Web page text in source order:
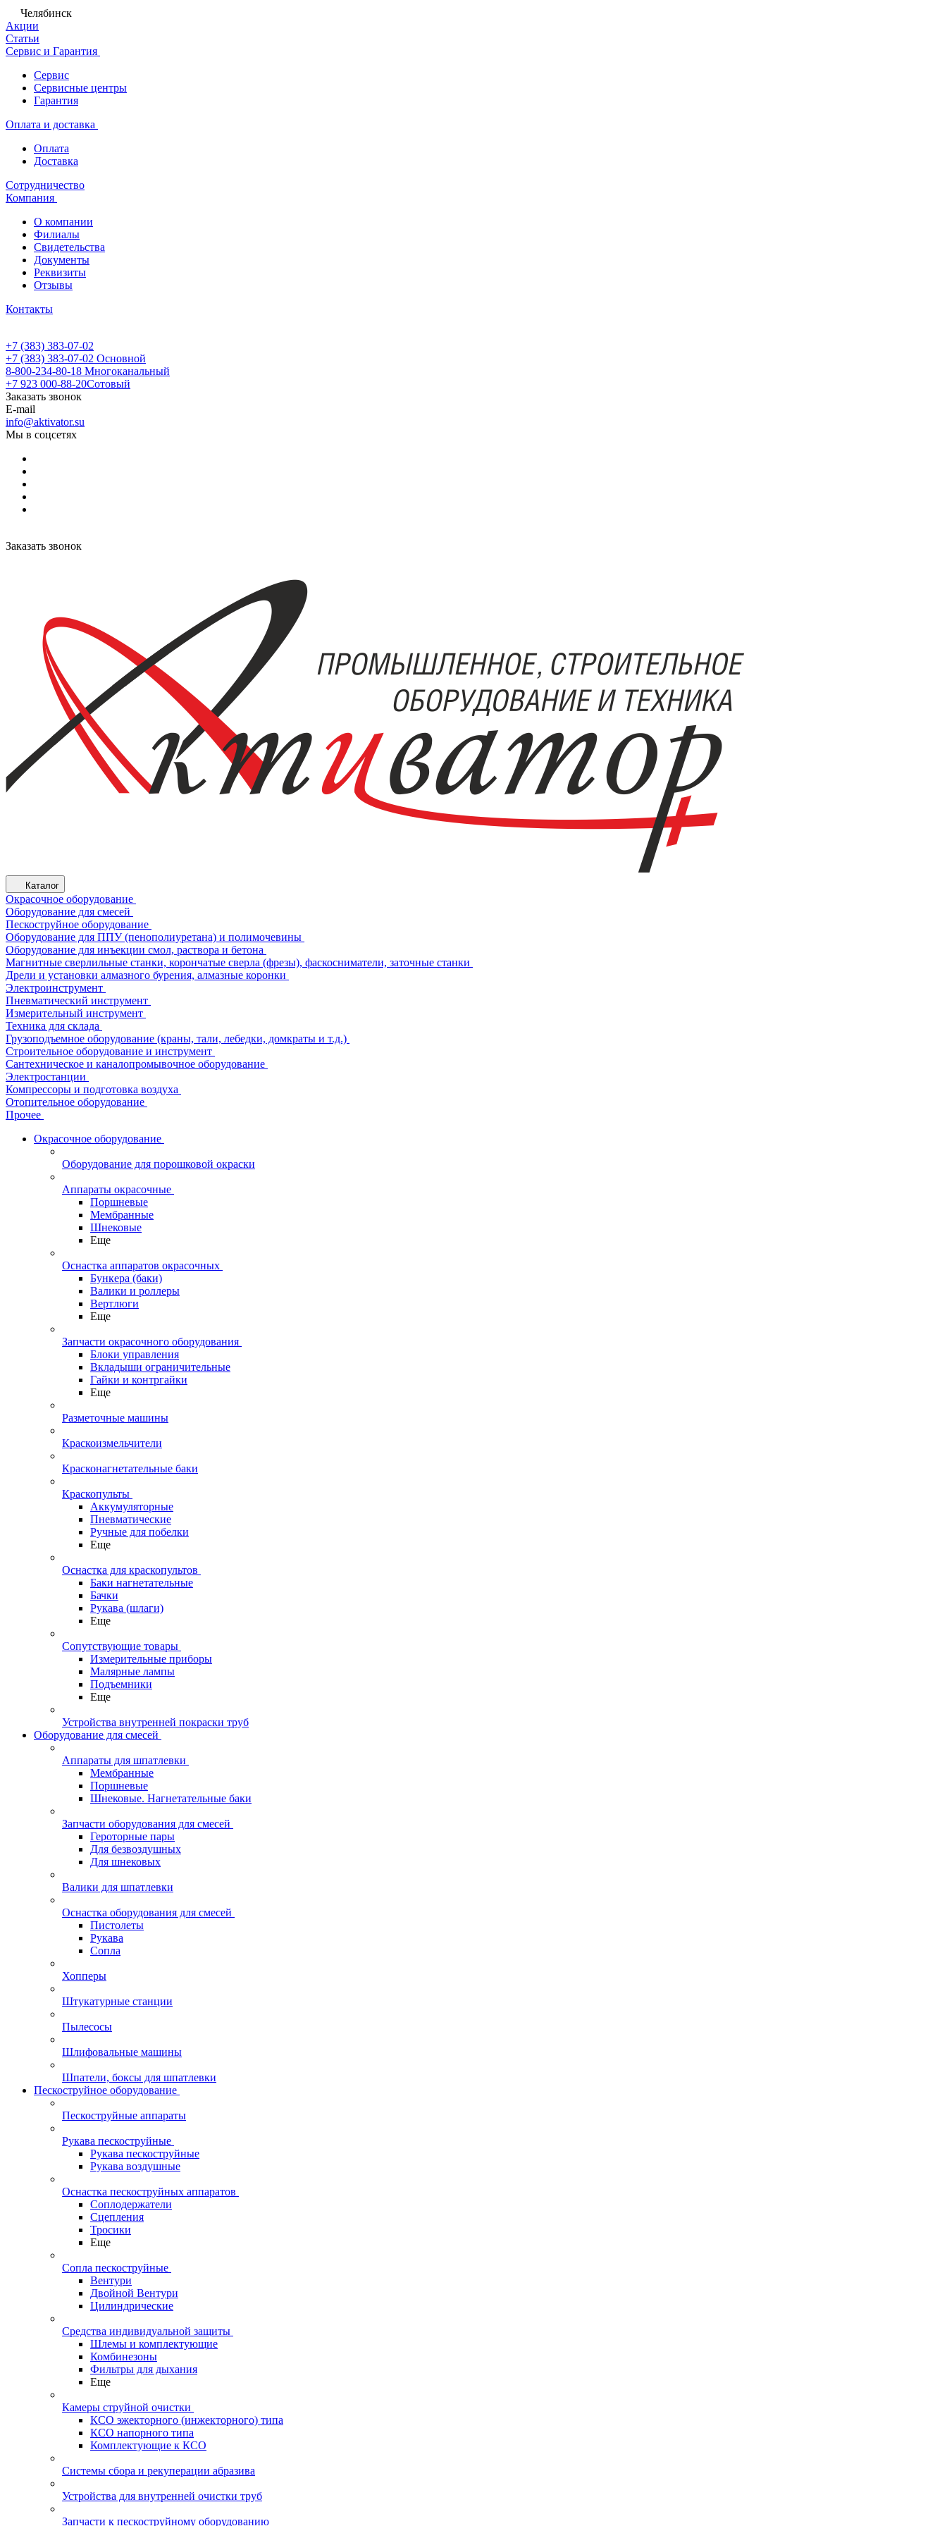
Челябинск
Акции
Статьи
Сервис и Гарантия
Сервис
Сервисные центры
Гарантия
Оплата и доставка
Оплата
Доставка
Сотрудничество
Компания
О компании
Филиалы
Свидетельства
Документы
Реквизиты
Отзывы
Контакты
+7 (383) 383-07-02
+7 (383) 383-07-02 Основной
8-800-234-80-18 Многоканальный
+7 923 000-88-20Сотовый
Заказать звонок
E-mail
info@aktivator.su
Мы в соцсетях
Заказать звонок
Каталог
Окрасочное оборудование
Оборудование для смесей
Пескоструйное оборудование
Оборудование для ППУ (пенополиуретана) и полимочевины
Оборудование для инъекции смол, раствора и бетона
Магнитные сверлильные станки, корончатые сверла (фрезы), фаскосниматели, заточные станки
Дрели и установки алмазного бурения, алмазные коронки
Электроинструмент
Пневматический инструмент
Измерительный инструмент
Техника для склада
Грузоподъемное оборудование (краны, тали, лебедки, домкраты и т.д.)
Строительное оборудование и инструмент
Сантехническое и каналопромывочное оборудование
Электростанции
Компрессоры и подготовка воздуха
Отопительное оборудование
Прочее
Окрасочное оборудование
Оборудование для порошковой окраски
Аппараты окрасочные
Поршневые
Мембранные
Шнековые
Еще
Оснастка аппаратов окрасочных
Бункера (баки)
Валики и роллеры
Вертлюги
Еще
Запчасти окрасочного оборудования
Блоки управления
Вкладыши ограничительные
Гайки и контргайки
Еще
Разметочные машины
Краскоизмельчители
Красконагнетательные баки
Краскопульты
Аккумуляторные
Пневматические
Ручные для побелки
Еще
Оснастка для краскопультов
Баки нагнетательные
Бачки
Рукава (шлаги)
Еще
Сопутствующие товары
Измерительные приборы
Малярные лампы
Подъемники
Еще
Устройства внутренней покраски труб
Оборудование для смесей
Аппараты для шпатлевки
Мембранные
Поршневые
Шнековые. Нагнетательные баки
Запчасти оборудования для смесей
Героторные пары
Для безвоздушных
Для шнековых
Валики для шпатлевки
Оснастка оборудования для смесей
Пистолеты
Рукава
Сопла
Хопперы
Штукатурные станции
Пылесосы
Шлифовальные машины
Шпатели, боксы для шпатлевки
Пескоструйное оборудование
Пескоструйные аппараты
Рукава пескоструйные
Рукава пескоструйные
Рукава воздушные
Оснастка пескоструйных аппаратов
Соплодержатели
Сцепления
Тросики
Еще
Сопла пескоструйные
Вентури
Двойной Вентури
Цилиндрические
Средства индивидуальной защиты
Шлемы и комплектующие
Комбинезоны
Фильтры для дыхания
Еще
Камеры струйной очистки
КСО эжекторного (инжекторного) типа
КСО напорного типа
Комплектующие к КСО
Системы сбора и рекуперации абразива
Устройства для внутренней очистки труб
Запчасти к пескоструйному оборудованию